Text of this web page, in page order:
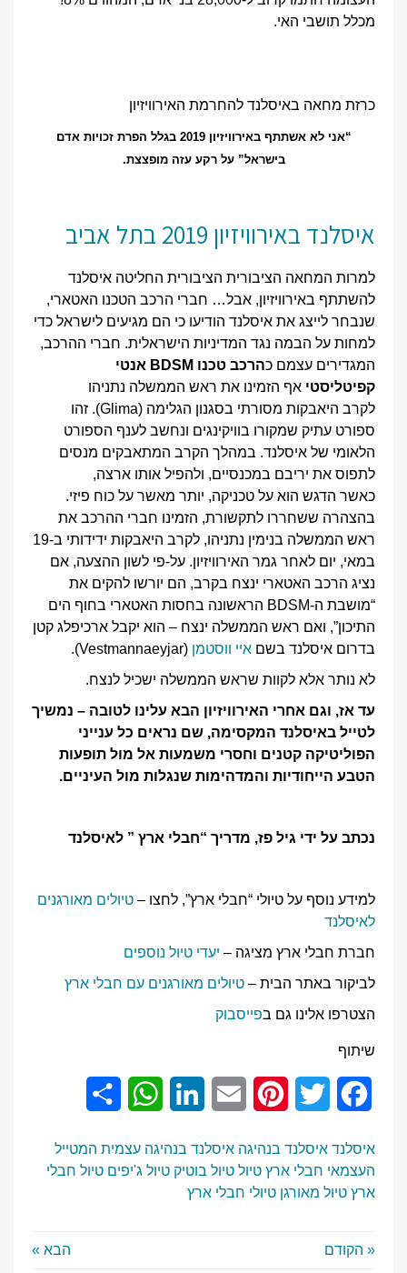
מכלל תושבי האי.
כרזת מחאה באיסלנד להחרמת האירוויזיון
“אני לא אשתתף באירוויזיון 2019 בגלל הפרת זכויות אדם
בישראל” על רקע עזה מופצצת.
איסלנד באירוויזיון 2019 בתל אביב
למרות המחאה הציבורית הציבורית החליטה איסלנד
להשתתף באירוויזיון, אבל… חברי הרכב הטכנו האטארי,
שנבחר לייצג את איסלנד הודיעו כי הם מגיעים לישראל כדי
למחות על הבמה נגד המדיניות הישראלית. חברי ההרכב,
המגדירים עצמם כ
הרכב טכנו BDSM אנטי
קפיטליסטי אף הזמינו את ראש הממשלה נתניהו
לקרב
היאבקות מסורתי בסגנון הגלימה (Glima). זהו
ספורט עתיק שמקורו בוויקינגים ונחשב לענף הספורט
הלאומי של איסלנד. במהלך הקרב המתאבקים מנסים
לתפוס את יריבם במכנסיים, ולהפיל אותו ארצה,
כאשר הדגש הוא על טכניקה, יותר מאשר על כוח פיזי.
בהצהרה ששחררו לתקשורת, הזמינו חברי ההרכב את
ראש הממשלה בנימין נתניהו, לקרב היאבקות ידידותי ב-19
במאי, יום לאחר גמר האירוויזיון. על-פי לשון ההצעה, אם
נציג הרכב האטארי ינצח בקרב, הם יורשו להקים את
“מושבת ה-BDSM הראשונה בחסות האטארי בחוף הים
התיכון”, ואם ראש הממשלה ינצח – הוא יקבל ארכיפלג קטן
בדרום איסלנד בשם איי ווסטמן (Vestmannaeyjar).
לא נותר אלא לקוות שראש הממשלה ישכיל לנצח.
עד אז, וגם אחרי האירוויזיון הבא עלינו לטובה – נמשיך
לטייל באיסלנד המקסימה, שם נראים כל ענייני
הפוליטיקה קטנים וחסרי משמעות אל מול תופעות
הטבע הייחודיות והמדהימות שנגלות מול העיניים.
נכתב על ידי גיל פז, מדריך “חבלי ארץ ” לאיסלנד
למידע נוסף על טיולי “חבלי ארץ”, לחצו – טיולים מאורגנים
לאיסלנד
חברת חבלי ארץ מציגה – יעדי טיול נוספים
לביקור באתר הבית – טיולים מאורגנים עם חבלי ארץ
הצטרפו אלינו גם בפייסבוק
שיתוף
Facebook
Twitter
Pinterest
Email
LinkedIn
WhatsApp
איסלנד איסלנד בנהיגה איסלנד בנהיגה עצמית המטייל
העצמאי חבלי ארץ טיול טיול בוטיק טיול ג'יפים טיול חבלי
ארץ טיול מאורגן טיולי חבלי ארץ
« הקודם הבא »